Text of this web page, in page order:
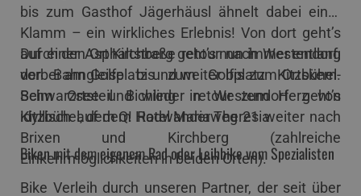
bis zum Gasthof Jägerhäusl ähnelt dabei einer
Klamm – ein wirkliches Erlebnis! Von dort geht’s
auf einer Asphaltstraße retour nach Westendorf,
vorbei am Golfplatz und weiter bis zum Ortskern.
Beim Ortsteil Bichling in Westendorf geht’s
idyllisch auf dem Radwanderweg 21 weiter nach
Brixen und Kirchberg (zahlreiche
Einkehrmöglichkeiten in beiden Orten).
Durch den Ort Kirchberg geht’s nun immer entlang
der Bahngleise bis zum Golfplatz Kitzbühel-
Schwarzsee und wieder retour zum Herz von
Kitzbühel, dem Q! Hotel Maria Theresia.
Biken mit dem eigenem Rad oder Leihbike vom Spezialisten
Bike Verleih durch unseren Partner, der seit über